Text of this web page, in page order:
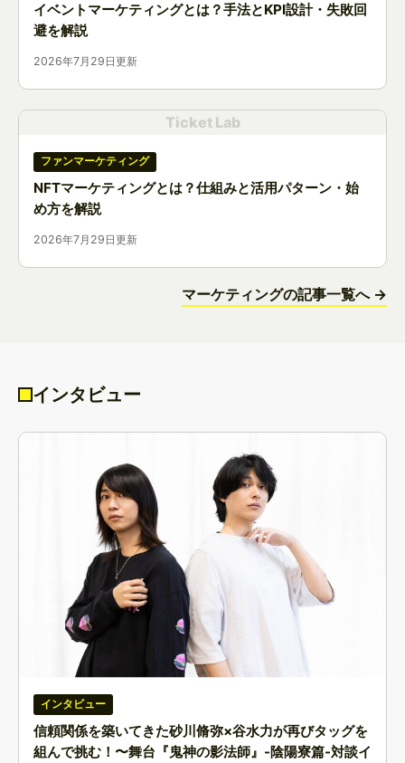
イベントマーケティングとは？手法とKPI設計・失敗回
避を解説
2026年7月29日更新
Ticket Lab
ファンマーケティング
NFTマーケティングとは？仕組みと活用パターン・始
め方を解説
2026年7月29日更新
マーケティングの記事一覧へ →
インタビュー
インタビュー
信頼関係を築いてきた砂川脩弥×谷水力が再びタッグを
組んで挑む！〜舞台『鬼神の影法師』-陰陽寮篇-対談イ